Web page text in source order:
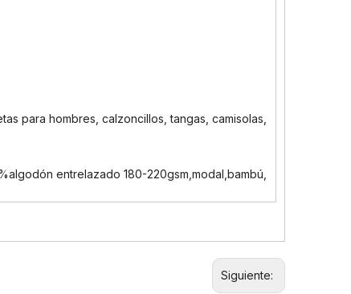
para hombres, calzoncillos, tangas, camisolas,
entrelazado 180-220gsm,modal,bambú,
Siguiente: